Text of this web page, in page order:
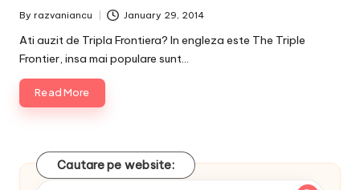
Posted
By razvaniancu January 29, 2014
Ati auzit de Tripla Frontiera? In engleza este The Triple
Frontier, insa mai populare sunt…
Read More
Cautare pe website: